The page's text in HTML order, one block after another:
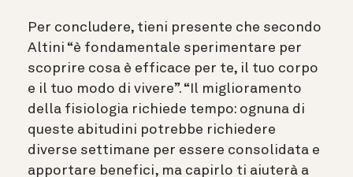
Per concludere, tieni presente che secondo
Altini “è fondamentale sperimentare per
scoprire cosa è efficace per te, il tuo corpo
e il tuo modo di vivere”. “Il miglioramento
della fisiologia richiede tempo: ognuna di
queste abitudini potrebbe richiedere
diverse settimane per essere consolidata e
apportare benefici, ma capirlo ti aiuterà a